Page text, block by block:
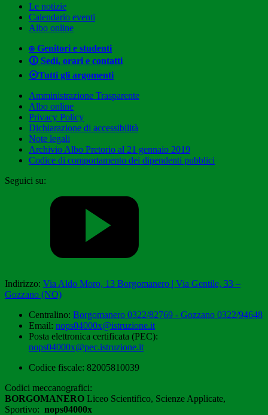
Le notizie
Calendario eventi
Albo online
⍟ Genitori e studenti
🛈 Sedi, orari e contatti
⦿Tutti gli argomenti
Amministrazione Trasparente
Albo online
Privacy Policy
Dichiarazione di accessibilità
Note legali
Archivio Albo Pretorio al 21 gennaio 2019
Codice di comportamento dei dipendenti pubblici
Seguici su:
Indirizzo: Via Aldo Moro, 13 Borgomanero | Via Gentile, 33 –
Gozzano (NO)
Centralino: Borgomanero 0322/82769 - Gozzano 0322/94648
Email: nops04000x@istruzione.it
Posta elettronica certificata (PEC):
nops04000x@pec.istruzione.it
Codice fiscale: 82005810039
Codici meccanografici:
BORGOMANERO Liceo Scientifico, Scienze Applicate,
Sportivo: nops04000x